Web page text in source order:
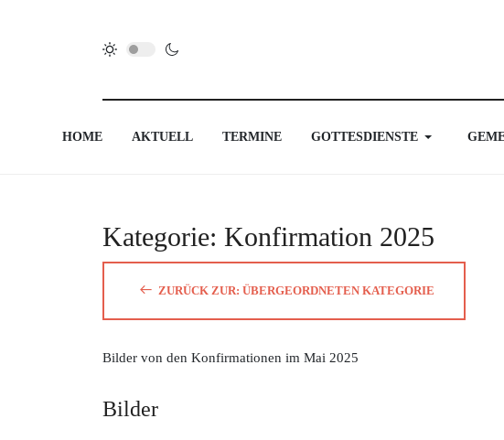
HOME AKTUELL TERMINE GOTTESDIENSTE
Kategorie: Konfirmation 2025
ZURÜCK ZUR: ÜBERGEORDNETEN KATEGORIE
Bilder von den Konfirmationen im Mai 2025
Bilder